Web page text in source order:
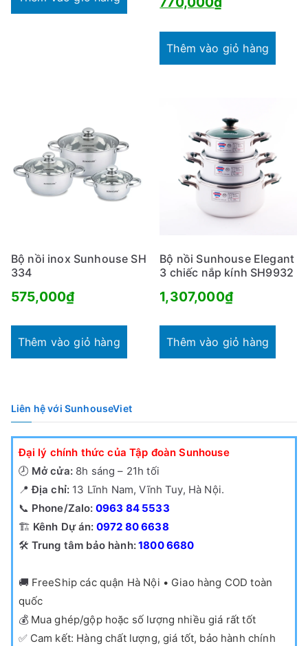
tại
Thêm vào giỏ hàng
Bộ nồi inox Sunhouse SH
334
575,000₫
Thêm vào giỏ hàng
Bộ nồi Sunhouse Elegant
3 chiếc nắp kính SH9932
1,307,000₫
Thêm vào giỏ hàng
Liên hệ với SunhouseViet
Đại lý chính thức của Tập đoàn Sunhouse
🕗 Mở cửa:8h sáng – 21h tối
📍Địa chỉ: 13 Lĩnh Nam, Vĩnh Tuy, Hà Nội.
📞 Phone/Zalo: 0963 84 5533
🏗️ Kênh Dự án: 0972 80 6638
🛠️ Trung tâm bảo hành:1800 6680
🚚 FreeShip các quận Hà Nội • Giao hàng COD toàn
quốc
💰 Mua ghép/gộp hoặc số lượng nhiều giá rất tốt
✅ Cam kết: Hàng chất lượng, giá tốt, bảo hành chính